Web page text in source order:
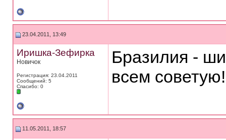
23.04.2011, 13:49
Иришка-Зефирка
Новичок
Регистрация: 23.04.2011
Сообщений: 5
Спасибо: 0
Бразилия -
всем советую!
11.05.2011, 18:57